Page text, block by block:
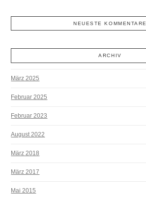
NEUESTE KOMMENTARE
ARCHIV
März 2025
Februar 2025
Februar 2023
August 2022
März 2018
März 2017
Mai 2015